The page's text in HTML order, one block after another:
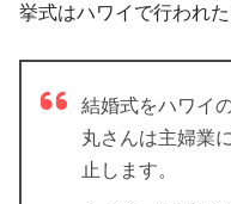
挙式はハワイで行われた
結婚式をハワイ
丸さんは主婦業
止します。